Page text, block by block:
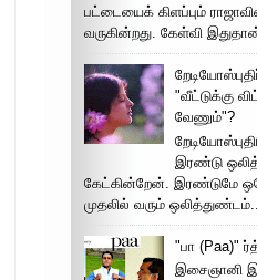
பட்டையைக் கிளப்பும்
வருகின்றது. கேள்வி
"வீட்டுக்கு
வேணும்"?
இரண்டு
கேட்கின்றேன். இரண்டுமே
முதலில் வரும் ஒலித்துண்டம்...
"பா (Paa)"
இசைஞானி